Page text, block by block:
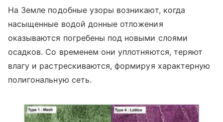
На Земле подобные узоры возникают, когда
насыщенные водой донные отложения
оказываются погребены под новыми слоями
осадков. Со временем они уплотняются, теряют
влагу и растрескиваются, формируя характерную
полигональную сеть.